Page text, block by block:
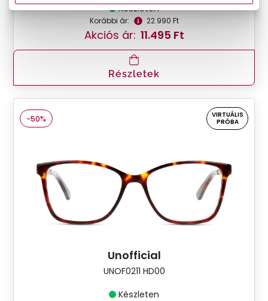
Készleten
Korábbi ár: 22.990 Ft
Akciós ár: 11.495 Ft
Részletek
-50%
VIRTUÁLIS
PRÓBA
Unofficial
UNOF0211 HD00
Készleten